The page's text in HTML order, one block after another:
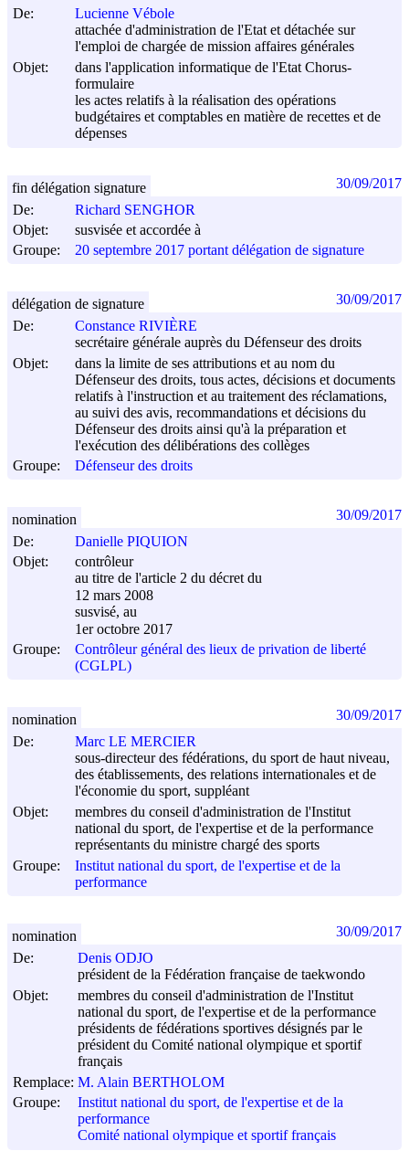
De:
Lucienne Vébole
attachée d'administration de l'Etat et détachée sur
l'emploi de chargée de mission affaires générales
Objet:
dans l'application informatique de l'Etat Chorus-
formulaire
les actes relatifs à la réalisation des opérations
budgétaires et comptables en matière de recettes et de
dépenses
De:
Richard SENGHOR
Objet:
susvisée et accordée à
Groupe:
20 septembre 2017 portant délégation de signature
fin délégation signature 30/09/2017
De:
Constance RIVIÈRE
secrétaire générale auprès du Défenseur des droits
Objet:
dans la limite de ses attributions et au nom du
Défenseur des droits, tous actes, décisions et documents
relatifs à l'instruction et au traitement des réclamations,
au suivi des avis, recommandations et décisions du
Défenseur des droits ainsi qu'à la préparation et
l'exécution des délibérations des collèges
Groupe:
Défenseur des droits
délégation de signature 30/09/2017
De:
Danielle PIQUION
Objet:
contrôleur
au titre de l'article 2 du décret du
12 mars 2008
susvisé, au
1er octobre 2017
Groupe:
Contrôleur général des lieux de privation de liberté
(CGLPL)
nomination 30/09/2017
De:
Marc LE MERCIER
sous-directeur des fédérations, du sport de haut niveau,
des établissements, des relations internationales et de
l'économie du sport, suppléant
Objet:
membres du conseil d'administration de l'Institut
national du sport, de l'expertise et de la performance
représentants du ministre chargé des sports
Groupe:
Institut national du sport, de l'expertise et de la
performance
nomination 30/09/2017
De:
Denis ODJO
président de la Fédération française de taekwondo
Objet:
membres du conseil d'administration de l'Institut
national du sport, de l'expertise et de la performance
présidents de fédérations sportives désignés par le
président du Comité national olympique et sportif
français
Remplace: M. Alain BERTHOLOM
Groupe:
Institut national du sport, de l'expertise et de la
performance
Comité national olympique et sportif français
nomination 30/09/2017